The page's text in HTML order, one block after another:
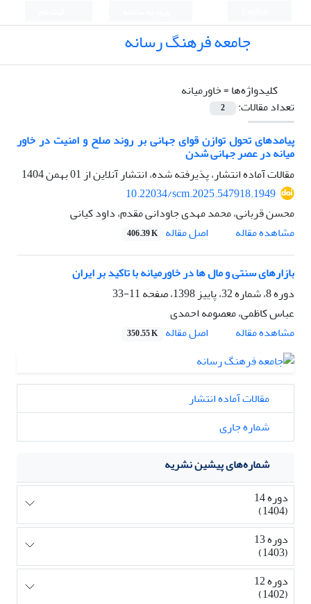
جامعه فرهنگ رسانه
کلیدواژه‌ها =خاورمیانه
تعداد مقالات:
2
پیامدهای تحول توازن قوای جهانی بر روند صلح و امنیت در خاور
میانه در عصر جهانی شدن
مقالات آماده انتشار، پذیرفته شده، انتشار آنلاین از01 بهمن 1404
10.22034/scm.2025.547918.1949
محسن قربانی، محمد مهدی جاودانی مقدم، داود کیانی
مشاهده مقاله
اصل مقاله 406.39 K
بازارهای سنتی و مال ها در خاورمیانه با تاکید بر ایران
دوره 8، شماره 32، پاییز 1398، صفحه
11-33
عباس کاظمی، معصومه احمدی
مشاهده مقاله
اصل مقاله 350.55 K
مقالات آماده انتشار
شماره جاری
شماره‌های پیشین نشریه
دوره 14
(1404)
دوره 13
(1403)
دوره 12
(1402)